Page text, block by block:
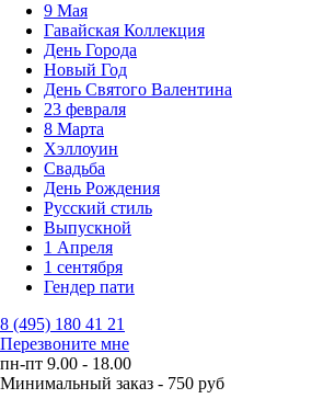
9 Мая
Гавайская Коллекция
День Города
Новый Год
День Святого Валентина
23 февраля
8 Марта
Хэллоуин
Свадьба
День Рождения
Русский стиль
Выпускной
1 Апреля
1 сентября
Гендер пати
8 (495) 180 41 21
Перезвоните мне
пн-пт 9.00 - 18.00
Минимальный заказ - 750 руб